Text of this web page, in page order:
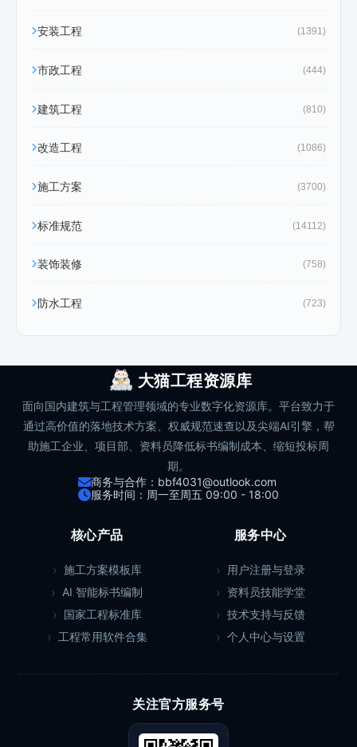
安装工程 (1391)
市政工程 (444)
建筑工程 (810)
改造工程 (1086)
施工方案 (3700)
标准规范 (14112)
装饰装修 (758)
防水工程 (723)
大猫工程资源库
面向国内建筑与工程管理领域的专业数字化资源库。平台致力于
通过高价值的落地技术方案、权威规范速查以及尖端AI引擎，帮
助施工企业、项目部、资料员降低标书编制成本、缩短投标周
期。
商务与合作：bbf4031@outlook.com
服务时间：周一至周五 09:00 - 18:00
核心产品
施工方案模板库
AI 智能标书编制
国家工程标准库
工程常用软件合集
服务中心
用户注册与登录
资料员技能学堂
技术支持与反馈
个人中心与设置
关注官方服务号